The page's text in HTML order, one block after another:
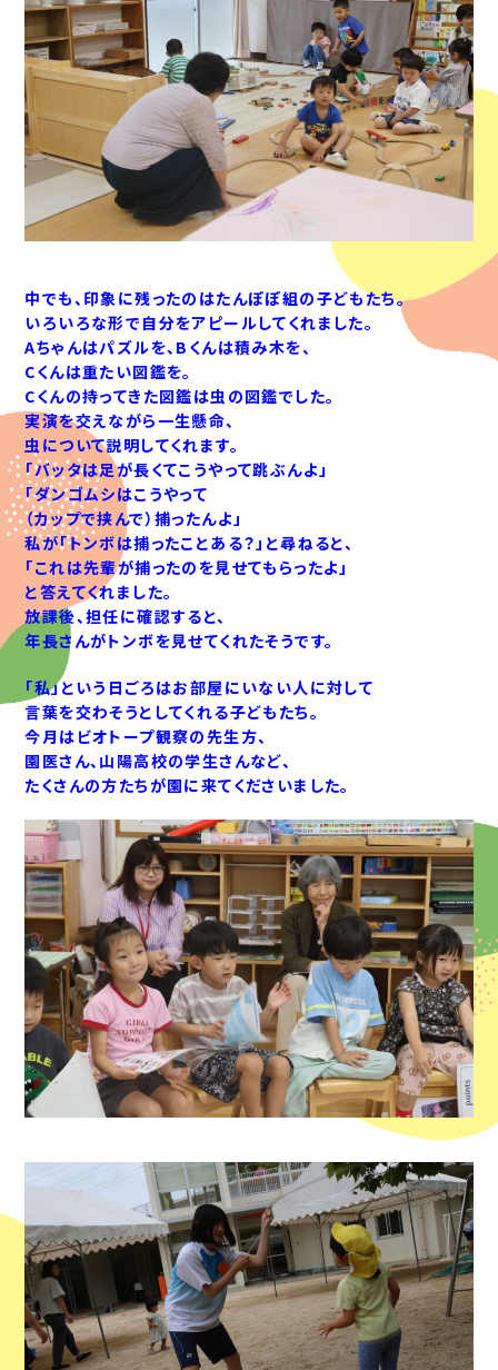
中でも、印象に残ったのはたんぽぽ組の子どもたち。
いろいろな形で自分をアピールしてくれました。
Aちゃんはパズルを、Bくんは積み木を、
Cくんは重たい図鑑を。
Cくんの持ってきた図鑑は虫の図鑑でした。
実演を交えながら一生懸命、
虫について説明してくれます。
「バッタは足が長くてこうやって跳ぶんよ」
「ダンゴムシはこうやって
（カップで挟んで）捕ったんよ」
私が「トンボは捕ったことある？」と尋ねると、
「これは先輩が捕ったのを見せてもらったよ」
と答えてくれました。
放課後、担任に確認すると、
年長さんがトンボを見せてくれたそうです。
「私」という日ごろはお部屋にいない人に対して
言葉を交わそうとしてくれる子どもたち。
今月はビオトープ観察の先生方、
園医さん、山陽高校の学生さんなど、
たくさんの方たちが園に来てくださいました。